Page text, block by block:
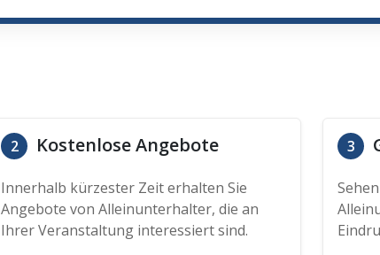
2 Kostenlose Angebote
Innerhalb kürzester Zeit erhalten Sie
Angebote von Alleinunterhalter, die an
Ihrer Veranstaltung interessiert sind.
3